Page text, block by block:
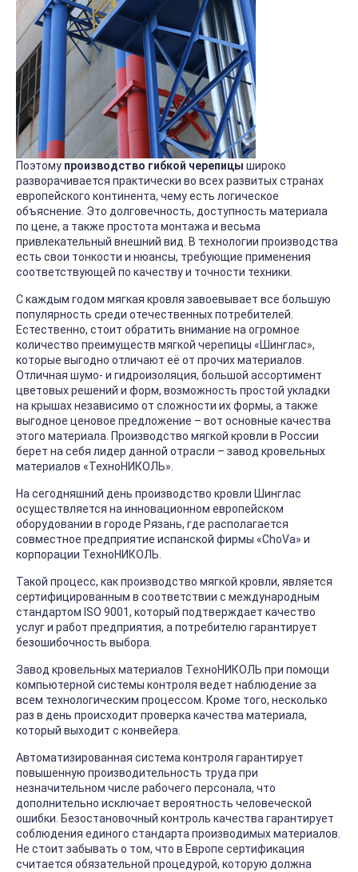
Поэтому производство гибкой черепицы широко
разворачивается практически во всех развитых странах
европейского континента, чему есть логическое
объяснение. Это долговечность, доступность материала
по цене, а также простота монтажа и весьма
привлекательный внешний вид. В технологии производства
есть свои тонкости и нюансы, требующие применения
соответствующей по качеству и точности техники.
С каждым годом мягкая кровля завоевывает все большую
популярность среди отечественных потребителей.
Естественно, стоит обратить внимание на огромное
количество преимуществ мягкой черепицы «Шинглас»,
которые выгодно отличают её от прочих материалов.
Отличная шумо- и гидроизоляция, большой ассортимент
цветовых решений и форм, возможность простой укладки
на крышах независимо от сложности их формы, а также
выгодное ценовое предложение – вот основные качества
этого материала. Производство мягкой кровли в России
берет на себя лидер данной отрасли – завод кровельных
материалов «ТехноНИКОЛЬ».
На сегодняшний день производство кровли Шинглас
осуществляется на инновационном европейском
оборудовании в городе Рязань, где располагается
совместное предприятие испанской фирмы «ChoVa» и
корпорации ТехноНИКОЛЬ.
Такой процесс, как производство мягкой кровли, является
сертифицированным в соответствии с международным
стандартом ISO 9001, который подтверждает качество
услуг и работ предприятия, а потребителю гарантирует
безошибочность выбора.
Завод кровельных материалов ТехноНИКОЛЬ при помощи
компьютерной системы контроля ведет наблюдение за
всем технологическим процессом. Кроме того, несколько
раз в день происходит проверка качества материала,
который выходит с конвейера.
Автоматизированная система контроля гарантирует
повышенную производительность труда при
незначительном числе рабочего персонала, что
дополнительно исключает вероятность человеческой
ошибки. Безостановочный контроль качества гарантирует
соблюдения единого стандарта производимых материалов.
Не стоит забывать о том, что в Европе сертификация
считается обязательной процедурой, которую должна